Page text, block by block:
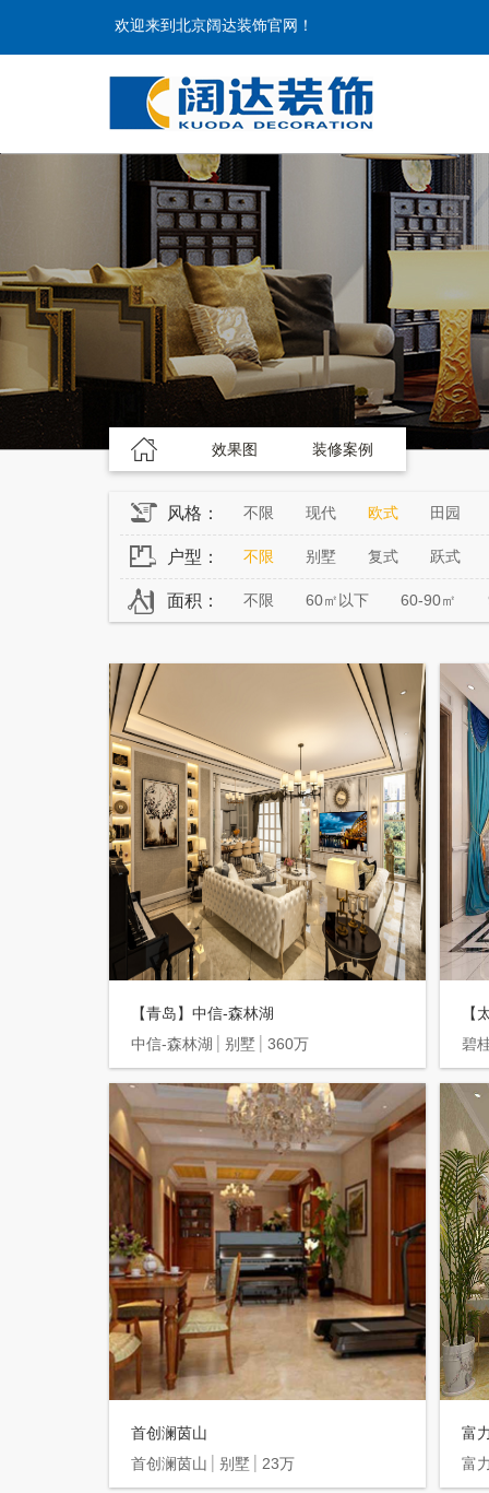
欢迎来到北京阔达装饰官网！
效果图 装修案例
风格： 不限 现代 欧式 田园
户型： 不限 别墅 复式 跃式
面积： 不限 60㎡以下 60-90㎡
【青岛】中信-森林湖
中信-森林湖
别墅 360万
【
碧
首创澜茵山
首创澜茵山
别墅 23万
富
富